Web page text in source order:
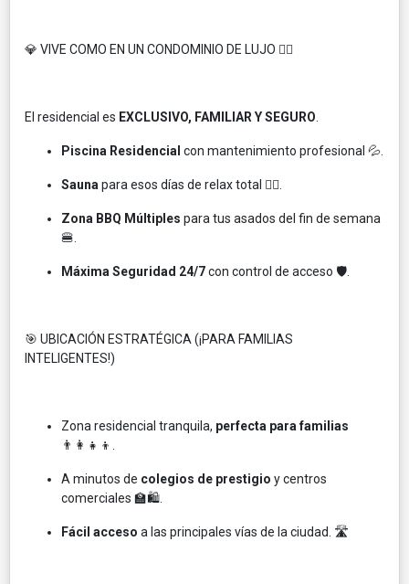
💎 VIVE COMO EN UN CONDOMINIO DE LUJO 🏊‍♀️
El residencial es EXCLUSIVO, FAMILIAR Y SEGURO
Piscina Residencial con mantenimiento profesional 💦.
Sauna para esos días de relax total 🧖‍♂️.
Zona BBQ Múltiples para tus asados del fin de semana
🍔.
Máxima Seguridad 24/7con control de acceso 🛡️.
🎯 UBICACIÓN ESTRATÉGICA (¡PARA FAMILIAS
INTELIGENTES!)
Zona residencial tranquila, perfecta para familias
👨‍👩‍👧‍👦.
A minutos de colegios de prestigio y centros
comerciales 🏫🛍️.
Fácil acceso a las principales vías de la ciudad. 🛣️